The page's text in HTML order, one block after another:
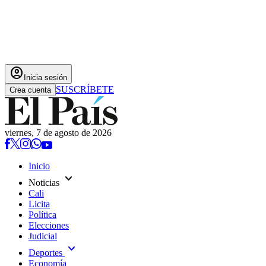
account_circle Inicia sesión
Crea cuenta SUSCRÍBETE
viernes, 7 de agosto de 2026
Inicio
Noticias expand_more
Cali
Licita
Política
Elecciones
Judicial
Deportes expand_more
Economía